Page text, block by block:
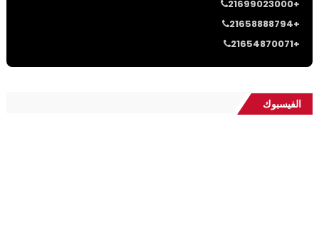
21699023000+
21658888794+
21654870071+
الفيسبوك